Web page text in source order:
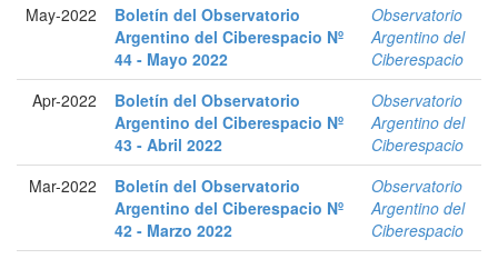
May-2022
Boletín del Observatorio
Argentino del Ciberespacio Nº
44 - Mayo 2022
Observatorio
Argentino del
Ciberespacio
Apr-2022
Boletín del Observatorio
Argentino del Ciberespacio Nº
43 - Abril 2022
Observatorio
Argentino del
Ciberespacio
Mar-2022
Boletín del Observatorio
Argentino del Ciberespacio Nº
42 - Marzo 2022
Observatorio
Argentino del
Ciberespacio